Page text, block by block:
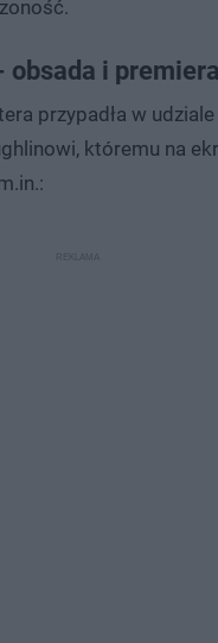
obsada i premiera
przypadła w udziale
któremu na